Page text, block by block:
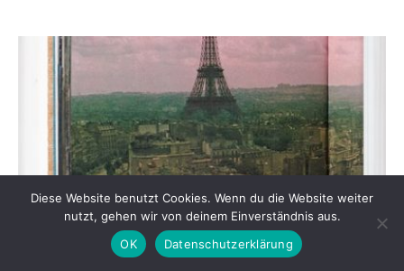
Diese Website benutzt Cookies. Wenn du die Website weiter
nutzt, gehen wir von deinem Einverständnis aus.
OK
Datenschutzerklärung